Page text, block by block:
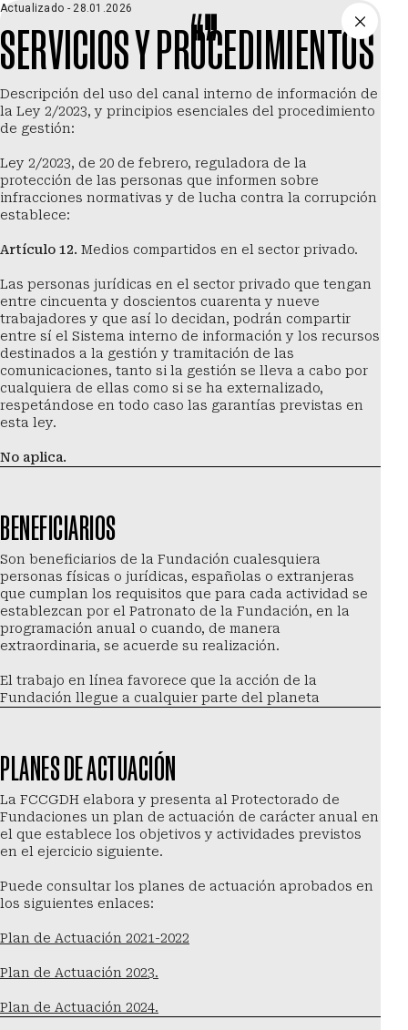
Saltar al contenido principal
Menú
Actualizado - 28.01.2026
SERVICIOSY PROCEDIMIENTOS
Descripción del uso del canal interno de información de
la Ley 2/2023, y principios esenciales del procedimiento
de gestión:
Ley 2/2023, de 20 de febrero, reguladora de la
protección de las personas que informen sobre
infracciones normativas y de lucha contra la corrupción
establece:
Artículo 12. Medios compartidos en el sector privado.
Las personas jurídicas en el sector privado que tengan
entre cincuenta y doscientos cuarenta y nueve
trabajadores y que así lo decidan, podrán compartir
entre sí el Sistema interno de información y los recursos
destinados a la gestión y tramitación de las
comunicaciones, tanto si la gestión se lleva a cabo por
cualquiera de ellas como si se ha externalizado,
respetándose en todo caso las garantías previstas en
esta ley.
No aplica.
BENEFICIARIOS
Son beneficiarios de la Fundación cualesquiera
personas físicas o jurídicas, españolas o extranjeras
que cumplan los requisitos que para cada actividad se
establezcan por el Patronato de la Fundación, en la
programación anual o cuando, de manera
extraordinaria, se acuerde su realización.
El trabajo en línea favorece que la acción de la
Fundación llegue a cualquier parte del planeta
PLANES DE ACTUACIÓN
La FCCGDH elabora y presenta al Protectorado de
Fundaciones un plan de actuación de carácter anual en
el que establece los objetivos y actividades previstos
en el ejercicio siguiente.
Puede consultar los planes de actuación aprobados en
los siguientes enlaces:
Plan de Actuación 2021-2022
Plan de Actuación 2023.
Plan de Actuación 2024.